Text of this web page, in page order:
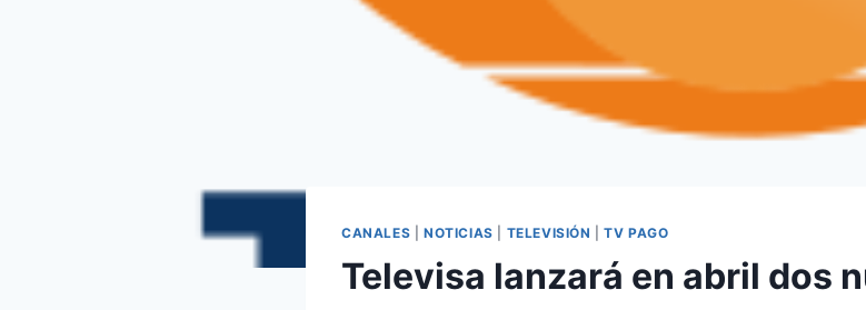
CANALES NOTICIAS TELEVISIÓN |TV PAGO
Televisa lanzará en abril dos